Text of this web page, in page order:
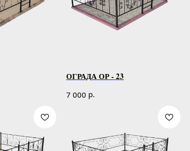
ОГРАДА ОР - 23
7 000 р.